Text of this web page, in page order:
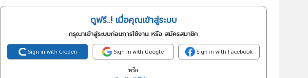
ดูฟรี..! เมื่อคุณเข้าสู่ระบบ
กรุณาเข้าสู่ระบบก่อนการใช้งาน หรือ สมัครสมาชิก
Sign in with Creden Sign in with Google Sign in with Facebook
หรือ